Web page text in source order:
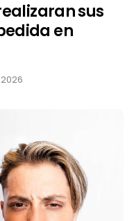
sus
en